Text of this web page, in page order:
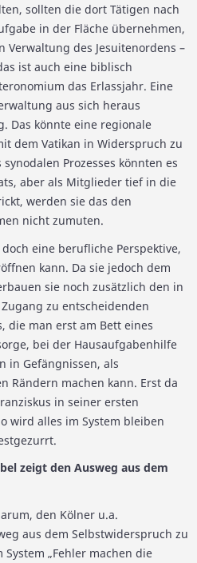
sollten die dort Tätigen nach
in der Fläche übernehmen,
Verwaltung des Jesuitenordens –
ist auch eine biblisch
das Erlassjahr. Eine
aus sich heraus
Das könnte eine regionale
dem Vatikan in Widerspruch zu
Prozesses könnten es
aber als Mitglieder tief in die
werden sie das den
nicht zumuten.
eine berufliche Perspektive,
kann. Da sie jedoch dem
sie noch zusätzlich den in
zu entscheidenden
die man erst am Bett eines
bei der Hausaufgabenhilfe
in Gefängnissen, als
Rändern machen kann. Erst da
in seiner ersten
wird alles im System bleiben
zeigt den Ausweg aus dem
den Kölner u.a.
aus dem Selbstwiderspruch zu
„Fehler machen die